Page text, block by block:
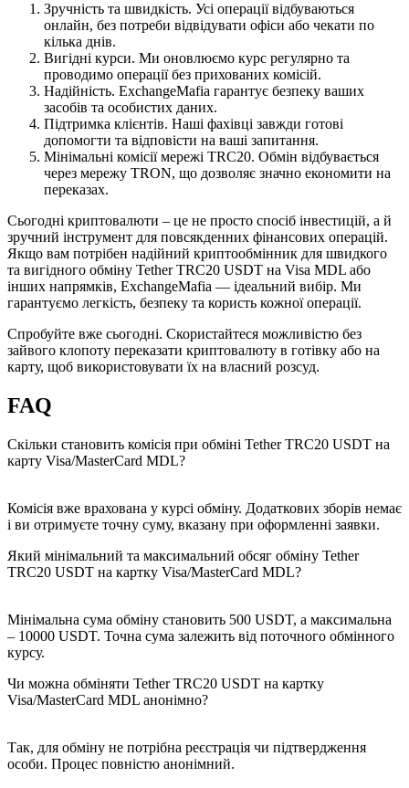
Зручність та швидкість. Усі операції відбуваються
онлайн, без потреби відвідувати офіси або чекати по
кілька днів.
Вигідні курси. Ми оновлюємо курс регулярно та
проводимо операції без прихованих комісій.
Надійність. ExchangeMafia гарантує безпеку ваших
засобів та особистих даних.
Підтримка клієнтів. Наші фахівці завжди готові
допомогти та відповісти на ваші запитання.
Мінімальні комісії мережі TRC20. Обмін відбувається
через мережу TRON, що дозволяє значно економити на
переказах.
Сьогодні криптовалюти – це не просто спосіб інвестицій, а й
зручний інструмент для повсякденних фінансових операцій.
Якщо вам потрібен надійний криптообмінник для швидкого
та вигідного обміну Tether TRC20 USDT на Visa MDL або
інших напрямків, ExchangeMafia — ідеальний вибір. Ми
гарантуємо легкість, безпеку та користь кожної операції.
Спробуйте вже сьогодні. Скористайтеся можливістю без
зайвого клопоту переказати криптовалюту в готівку або на
карту, щоб використовувати їх на власний розсуд.
FAQ
Скільки становить комісія при обміні Tether TRC20 USDT на
карту Visa/MasterCard MDL?
Комісія вже врахована у курсі обміну. Додаткових зборів немає
і ви отримуєте точну суму, вказану при оформленні заявки.
Який мінімальний та максимальний обсяг обміну Tether
TRC20 USDT на картку Visa/MasterCard MDL?
Мінімальна сума обміну становить 500 USDT, а максимальна
– 10000 USDT. Точна сума залежить від поточного обмінного
курсу.
Чи можна обміняти Tether TRC20 USDT на картку
Visa/MasterCard MDL анонімно?
Так, для обміну не потрібна реєстрація чи підтвердження
особи. Процес повністю анонімний.